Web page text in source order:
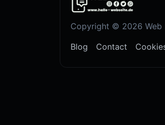
Copyright © 2026 Web
Blog Contact